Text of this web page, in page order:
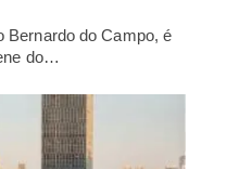
Bernardo do Campo, é
do…